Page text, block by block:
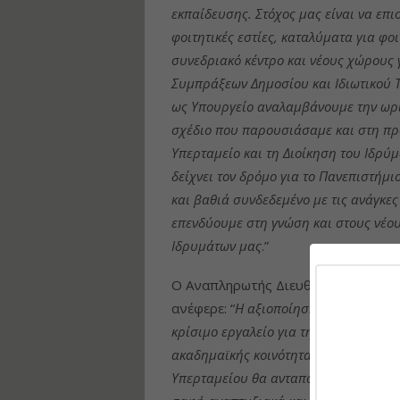
εκπαίδευσης. Στόχος μας είναι να
φοιτητικές εστίες, καταλύματα για
συνεδριακό κέντρο και νέους
Συμπράξεων Δημοσίου και Ιδιωτικού
ως Υπουργείο αναλαμβάνουμε την
σχέδιο που παρουσιάσαμε και στη
Υπερταμείο και τη Διοίκηση του
δείχνει τον δρόμο για το
και βαθιά συνδεδεμένο με τις
επενδύουμε στη γνώση και στους
Ιδρυμάτων μας.”
Ο Αναπληρωτής Διευθύνων
ανέφερε: “Η αξιοποίηση της
κρίσιμο εργαλείο για τη
ακαδημαϊκής κοινότητας και της
Υπερταμείου θα ανταποκριθεί με